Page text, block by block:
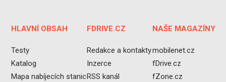
HLAVNÍ OBSAH
Testy
Katalog
Mapa nabíjecích stanic
FDRIVE.CZ
Redakce a kontakty
Inzerce
RSS kanál
NAŠE MAGAZÍNY
mobilenet.cz
fDrive.cz
fZone.cz